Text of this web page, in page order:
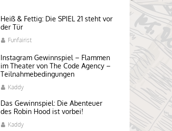
Heiß & Fettig: Die SPIEL 21 steht vor
der Tür
Funfairist
Instagram Gewinnspiel – Flammen
im Theater von The Code Agency –
Teilnahmebedingungen
Kaddy
Das Gewinnspiel: Die Abenteuer
des Robin Hood ist vorbei!
Kaddy